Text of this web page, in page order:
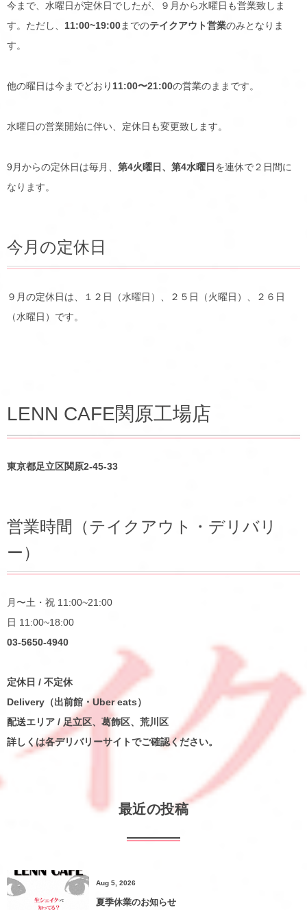
今まで、水曜日が定休日でしたが、９月から水曜日も営業致しま
す。ただし、 11:00~19:00までのテイクアウト営業のみとなりま
す。
他の曜日は今までどおり 11:00〜21:00の営業のままです。
水曜日の営業開始に伴い、定休日も変更致します。
9月からの定休日は毎月、 第4火曜日、第4水曜日を連休で２日間に
なります。
今月の定休日
９月の定休日は、１２日（水曜日）、２５日（火曜日）、２６日
（水曜日）です。
LENN CAFE関原工場店
東京都足立区関原2-45-33
営業時間（テイクアウト・デリバリ
ー）
月〜土・祝 11:00~21:00
日 11:00~18:00
03-5650-4940
定休日 / 不定休
Delivery（出前館・Uber eats）
配送エリア / 足立区、葛飾区、荒川区
詳しくは各デリバリーサイトでご確認ください。
最近の投稿
Aug 5, 2026
夏季休業のお知らせ